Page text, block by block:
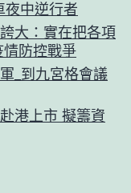
夜中逆行者
大：實在把各項
情防控戰爭
_到九宮格會議
港上市 擬籌資